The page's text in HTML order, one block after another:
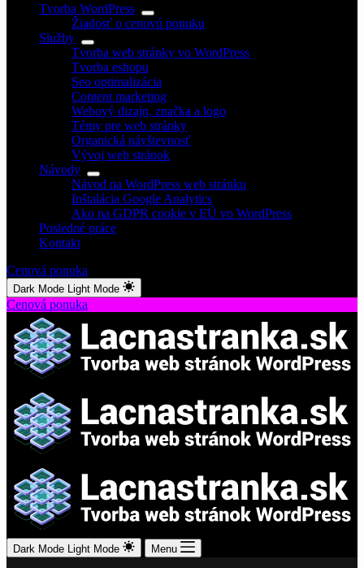
Tvorba WordPress
Žiadosť o cenovú ponuku
Služby
Tvorba web stránky vo WordPress
Tvorba eshopu
Seo optimalizácia
Content marketing
Webový dizajn, značka a logo
Témy pre web stránky
Organická návštevnosť
Vývoj web stránok
Návody
Návod na WordPress web stránku
Inštalácia Google Analytics
Ako na GDPR cookie v EÚ vo WordPress
Posledné práce
Kontakt
Cenová ponuka
Dark Mode Light Mode
Cenová ponuka
Dark Mode Light Mode Menu